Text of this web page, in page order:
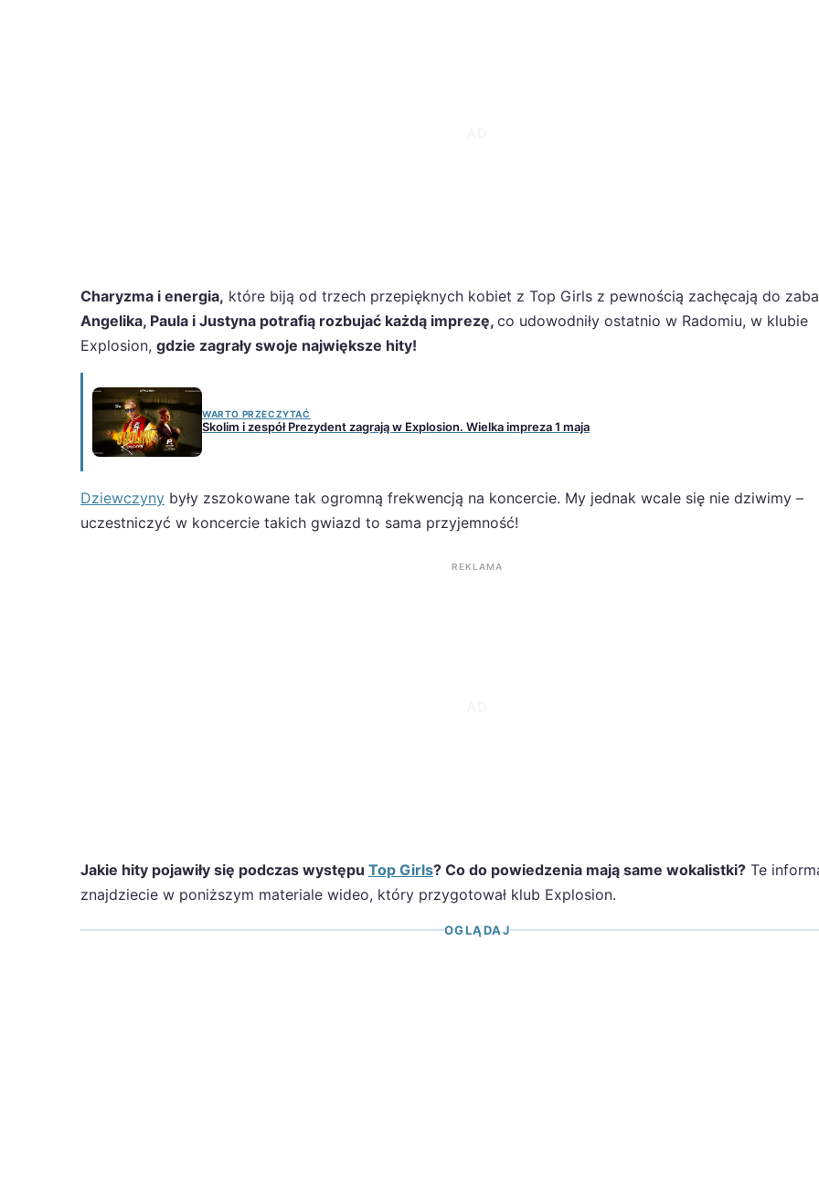
Charyzma i energia, które biją od trzech przepięknych kobiet z Top Girls z pewnością zachęcają do
Angelika, Paula i Justyna potrafią rozbujać każdą imprezę, co udowodniły ostatnio w Radomiu, w klubie
Explosion, gdzie zagrały swoje największe hity!
WARTO PRZECZYTAĆ
Skolim i zespół Prezydent zagrają w Explosion. Wielka impreza 1 maja
Dziewczyny były zszokowane tak ogromną frekwencją na koncercie. My jednak wcale się nie dziwimy –
uczestniczyć w koncercie takich gwiazd to sama przyjemność!
REKLAMA
Jakie hity pojawiły się podczas występu Top Girls? Co do powiedzenia mają same wokalistki? Te
znajdziecie w poniższym materiale wideo, który przygotował klub Explosion.
OGLĄDAJ